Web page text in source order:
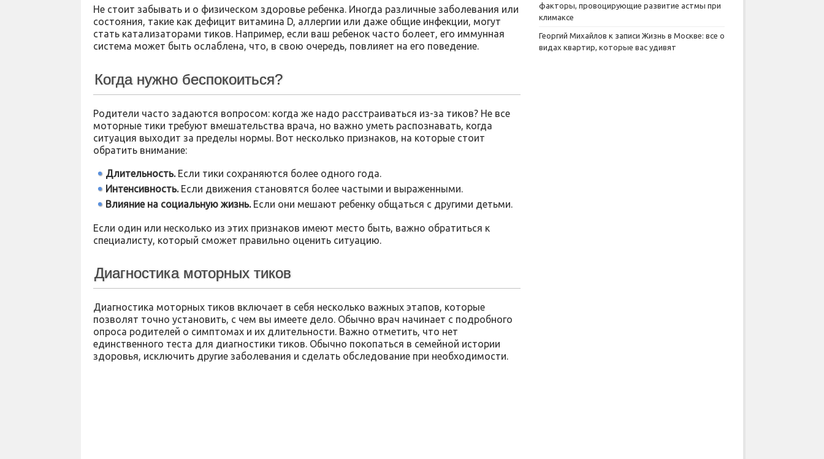
Не стоит забывать и о физическом здоровье ребенка. Иногда различные заболевания или
состояния, такие как дефицит витамина D, аллергии или даже общие инфекции, могут
стать катализаторами тиков. Например, если ваш ребенок часто болеет, его иммунная
система может быть ослаблена, что, в свою очередь, повлияет на его поведение.
Когда нужно беспокоиться?
Родители часто задаются вопросом: когда же надо расстраиваться из-за тиков? Не все
моторные тики требуют вмешательства врача, но важно уметь распознавать, когда
ситуация выходит за пределы нормы. Вот несколько признаков, на которые стоит
обратить внимание:
Длительность.Если тики сохраняются более одного года.
Интенсивность.Если движения становятся более частыми и выраженными.
Влияние на социальную жизнь.Если они мешают ребенку общаться с другими детьми.
Если один или несколько из этих признаков имеют место быть, важно обратиться к
специалисту, который сможет правильно оценить ситуацию.
Диагностика моторных тиков
Диагностика моторных тиков включает в себя несколько важных этапов, которые
позволят точно установить, с чем вы имеете дело. Обычно врач начинает с подробного
опроса родителей о симптомах и их длительности. Важно отметить, что нет
единственного теста для диагностики тиков. Обычно покопаться в семейной истории
здоровья, исключить другие заболевания и сделать обследование при необходимости.
факторы, провоцирующие развитие астмы при
климаксе
Георгий Михайлов к записи Жизнь в Москве: все о
видах квартир, которые вас удивят